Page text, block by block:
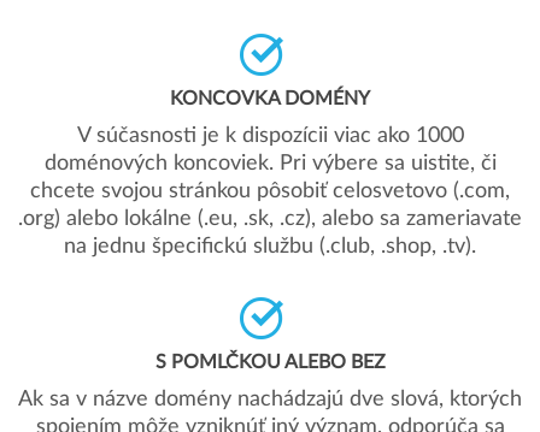
KONCOVKA DOMÉNY
V súčasnosti je k dispozícii viac ako 1000
doménových koncoviek. Pri výbere sa uistite, či
chcete svojou stránkou pôsobiť celosvetovo (.com,
.org) alebo lokálne (.eu, .sk, .cz), alebo sa zameriavate
na jednu špecifickú službu (.club, .shop, .tv).
S POMLČKOU ALEBO BEZ
Ak sa v názve domény nachádzajú dve slová, ktorých
spojením môže vzniknúť iný význam, odporúča sa